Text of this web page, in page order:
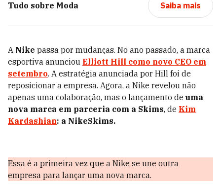
Tudo sobre Moda Saiba mais
A Nike passa por mudanças. No ano passado, a marca
esportiva anunciou Elliott Hill como novo CEO em
setembro. A estratégia anunciada por Hill foi de
reposicionar a empresa. Agora, a Nike revelou não
apenas uma colaboração, mas o lançamento de uma
nova marca em parceria com a Skims, de Kim
Kardashian: a NikeSkims.
Essa é a primeira vez que a Nike se une outra
empresa para lançar uma nova marca.